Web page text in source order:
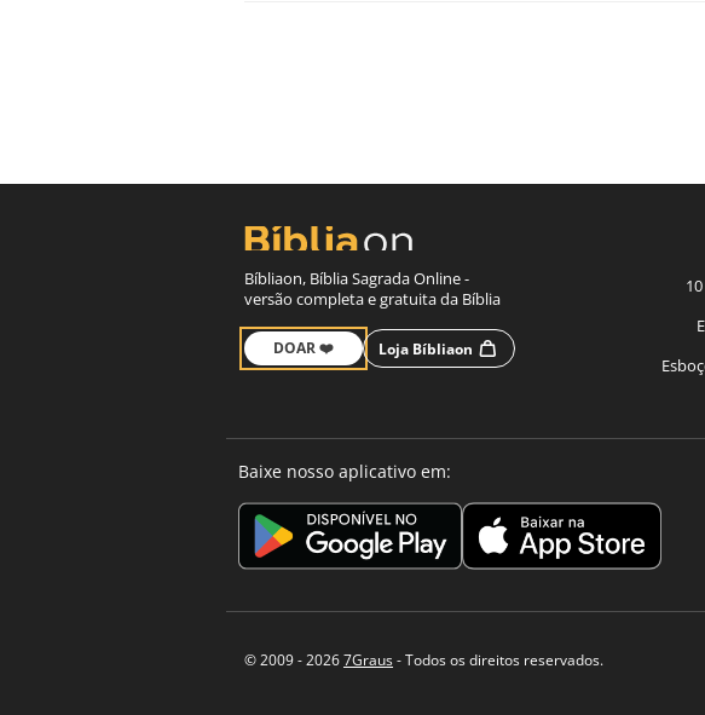
Bíbliaon, Bíblia Sagrada Online -
versão completa e gratuita da Bíblia
DOAR ❤️ Loja Bíbliaon
Baixe nosso aplicativo em:
© 2009 - 20267Graus- Todos os direitos reservados.